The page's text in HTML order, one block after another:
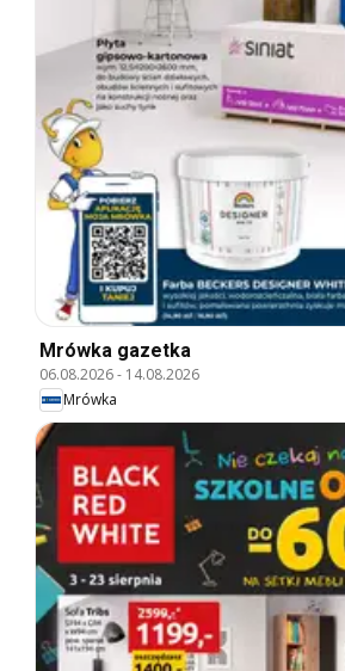
Mrówka gazetka
06.08.2026- 14.08.2026
Mrówka